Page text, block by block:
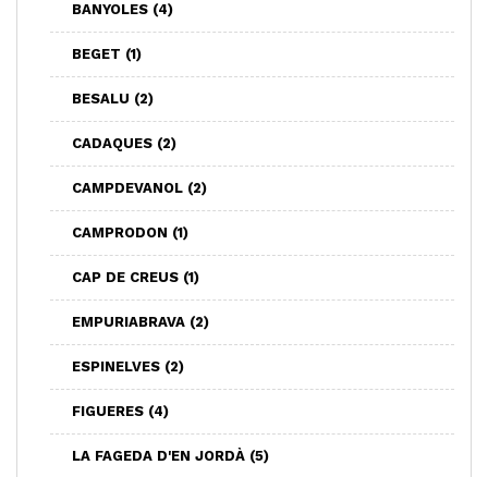
BANYOLES (4)
BEGET (1)
BESALU (2)
CADAQUES (2)
CAMPDEVANOL (2)
CAMPRODON (1)
CAP DE CREUS (1)
EMPURIABRAVA (2)
ESPINELVES (2)
FIGUERES (4)
LA FAGEDA D'EN JORDÀ (5)